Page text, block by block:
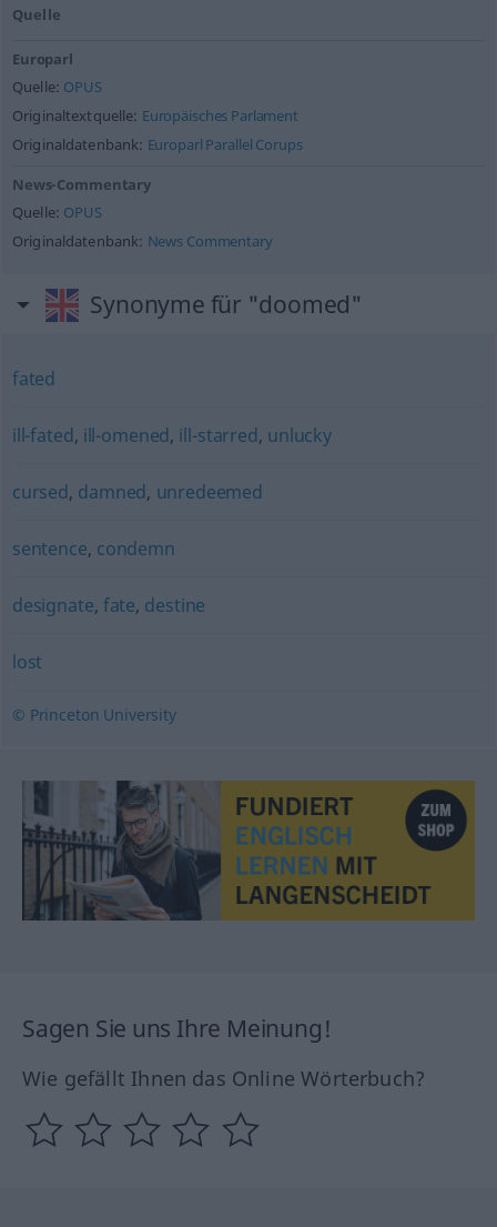
Quelle
Europarl
Quelle: OPUS
Originaltextquelle: Europäisches Parlament
Originaldatenbank: Europarl Parallel Corups
News-Commentary
Quelle: OPUS
Originaldatenbank: News Commentary
Synonyme für "doomed"
fated
ill-fated, ill-omened, ill-starred, unlucky
cursed, damned, unredeemed
sentence, condemn
designate, fate, destine
lost
© Princeton University
Sagen Sie uns Ihre Meinung!
Wie gefällt Ihnen das Online Wörterbuch?